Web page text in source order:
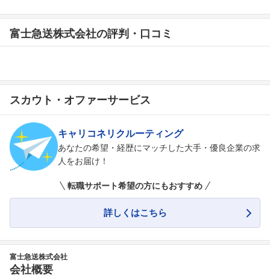
富士急送株式会社の評判・口コミ
スカウト・オファーサービス
キャリコネリクルーティング
あなたの希望・経歴にマッチした大手・優良企業の求
人をお届け！
転職サポート希望の方にもおすすめ
詳しくはこちら
富士急送株式会社
会社概要